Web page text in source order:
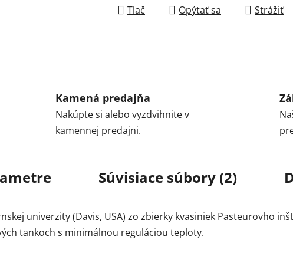
Tlač Opýtať sa Strážiť
Kamená predajňa
Nakúpte si alebo vyzdvihnite v
kamennej predajni.
Súvisiace súbory (2)
univerzity (Davis, USA) zo zbierky kvasiniek Pasteurovho
tankoch s minimálnou reguláciou teploty.